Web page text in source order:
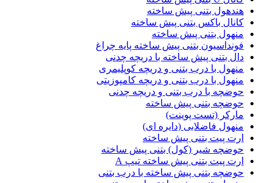
هندهول بتنی پیش ساخته
کانال باکس بتنی پیش ساخته
منهول بتنی پیش ساخته
فونداسیون بتنی پیش ساخته پایه چراغ
دال بتنی پیش ساخته با دریچه چدنی
منهول با درب بتنی و دریچه کوپلیمری
منهول با درب بتنی و دریچه کامپوزیتی
حوضچه با درب بتنی و دریچه چدنی
حوضچه بتنی پیش ساخته
مارکر (تست پوینت)
منهول فاضلابی (دایره ای)
ارت پیت بتنی پیش ساخته
حوضچه شیر (کول) بتنی پیش ساخته
ارت پیت بتنی پیش ساخته تیپ A
حوضچه بتنی پیش ساخته با درب بتنی